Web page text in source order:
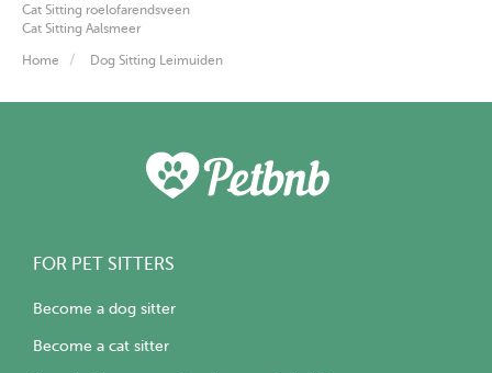
Cat Sitting roelofarendsveen
Cat Sitting Aalsmeer
Home Dog Sitting Leimuiden
FOR PET SITTERS
Become a dog sitter
Become a cat sitter